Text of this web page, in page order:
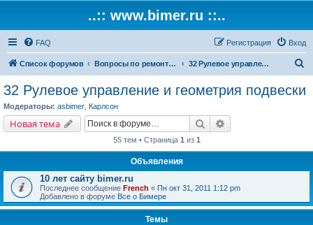
..:: www.bimer.ru ::..
FAQ Вход
Регистрация
Список форумов Вопросы по ремонту и обслуживанию BMW 32 Рулевое управление и геометрия подвески
32 Рулевое управление и геометрия подвески
Модераторы: asbimer Карлсон
Новая тема Поиск
55 тем • Страница 1 из 1
Объявления
10 лет сайту bimer.ru
Последнее сообщение French « Пн окт 31, 2011 1:12 pm
Добавлено в форуме Все о Бимере
Темы